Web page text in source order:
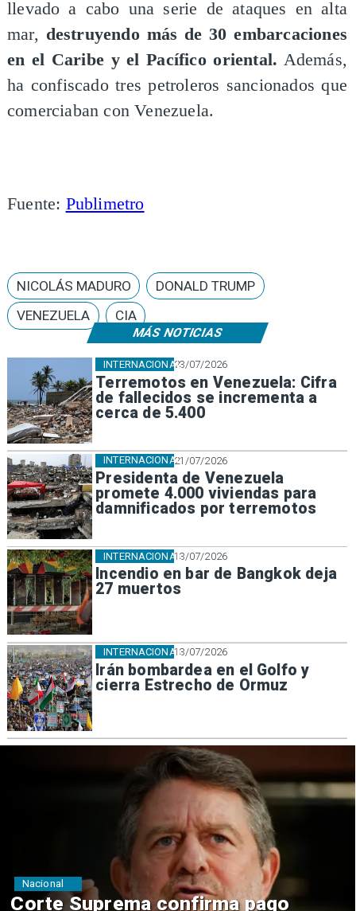
MÁS NOTICIAS
23/07/2026
Terremotos en Venezuela: Cifra
de fallecidos se incrementa a
cerca de 5.400
INTERNACIONAL
21/07/2026
Presidenta de Venezuela
promete 4.000 viviendas para
damnificados por terremotos
INTERNACIONAL
13/07/2026
Incendio en bar de Bangkok deja
27 muertos
INTERNACIONAL
13/07/2026
Irán bombardea en el Golfo y
cierra Estrecho de Ormuz
INTERNACIONAL
llevado a cabo una serie de ataques en alta
mar, destruyendo más de 30 embarcaciones
en el Caribe y el Pacífico oriental. Además,
ha confiscado tres petroleros sancionados que
comerciaban con Venezuela.
Fuente: Publimetro
NICOLÁS MADURO
DONALD TRUMP
VENEZUELA
CIA
Codelco suspende
Nacional